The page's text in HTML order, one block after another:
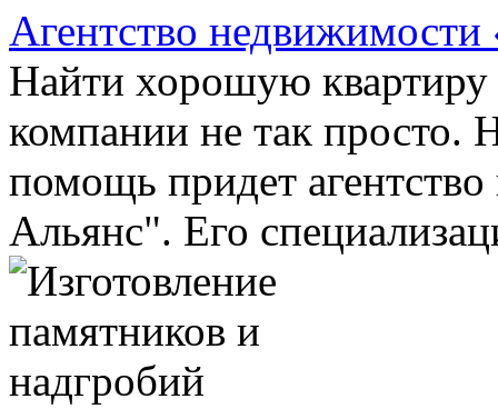
Агентство
Найти хорошую
компании не так просто.
помощь придет
Альянс". Его